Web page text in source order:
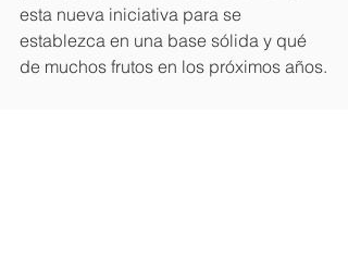
esta nueva iniciativa para se
establezca en una base sólida y qué
de muchos frutos en los próximos años.